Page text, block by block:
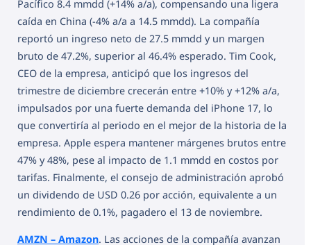
Pacífico 8.4 mmdd (+14% a/a), compensando una ligera
caída en China (-4% a/a a 14.5 mmdd). La compañía
reportó un ingreso neto de 27.5 mmdd y un margen
bruto de 47.2%, superior al 46.4% esperado. Tim Cook,
CEO de la empresa, anticipó que los ingresos del
trimestre de diciembre crecerán entre +10% y +12% a/a,
impulsados por una fuerte demanda del iPhone 17, lo
que convertiría al periodo en el mejor de la historia de la
empresa. Apple espera mantener márgenes brutos entre
47% y 48%, pese al impacto de 1.1 mmdd en costos por
tarifas. Finalmente, el consejo de administración aprobó
un dividendo de USD 0.26 por acción, equivalente a un
rendimiento de 0.1%, pagadero el 13 de noviembre.
AMZN – Amazon. Las acciones de la compañía avanzan